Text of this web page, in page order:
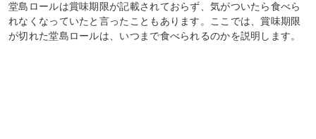
堂島ロールは賞味期限が記載されておらず、気がついたら食べら
れなくなっていたと言ったこともあります。ここでは、賞味期限
が切れた堂島ロールは、いつまで食べられるのかを説明します。